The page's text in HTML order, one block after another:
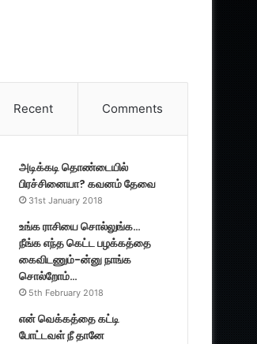
Recent Comments
அடிக்கடி தொண்டையில்
பிரச்சினையா? கவனம் தேவை
31st January 2018
உங்க ராசியை சொல்லுங்க…
நீங்க எந்த கெட்ட பழக்கத்தை
கைவிடணும்-ன்னு நாங்க
சொல்றோம்…
5th February 2018
என் வெக்கத்தை கட்டி
போட்டவள் நீ தானே